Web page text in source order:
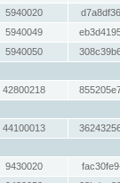
5940020
5940049
5940050
42800218
44100013
9430020